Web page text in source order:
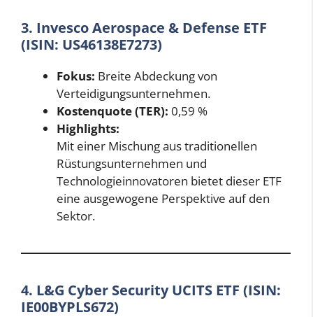
3. Invesco Aerospace & Defense ETF
(ISIN: US46138E7273)
Fokus: Breite Abdeckung von
Verteidigungsunternehmen.
Kostenquote (TER): 0,59 %
Highlights:
Mit einer Mischung aus traditionellen
Rüstungsunternehmen und
Technologieinnovatoren bietet dieser ETF
eine ausgewogene Perspektive auf den
Sektor.
4. L&G Cyber Security UCITS ETF (ISIN:
IE00BYPLS672)